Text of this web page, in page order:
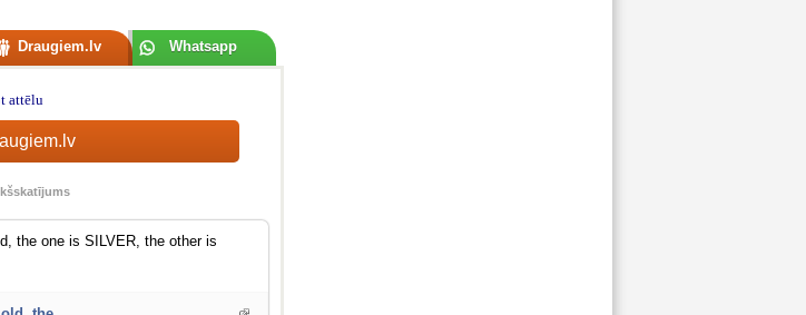
Draugiem.lv Whatsapp
attēlu
the one is SILVER, the other is